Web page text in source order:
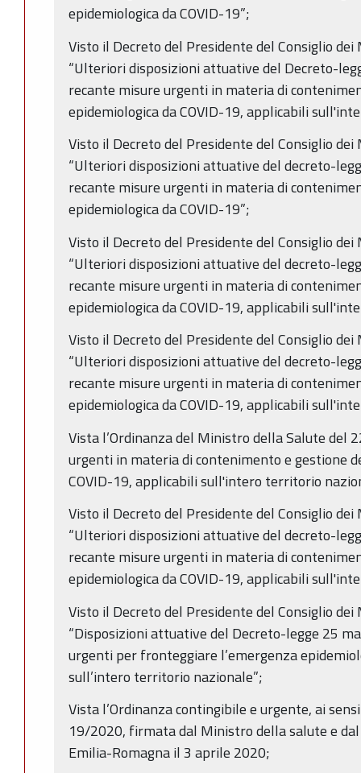
epidemiologica da COVID-19”;
Visto il Decreto del Presidente del Consiglio
“Ulteriori disposizioni attuative del Decreto-
recante misure urgenti in materia di
epidemiologica da COVID-19, applicabili
Visto il Decreto del Presidente del Consiglio
“Ulteriori disposizioni attuative del decreto-
recante misure urgenti in materia di
epidemiologica da COVID-19”;
Visto il Decreto del Presidente del Consiglio
“Ulteriori disposizioni attuative del decreto-
recante misure urgenti in materia di
epidemiologica da COVID-19, applicabili
Visto il Decreto del Presidente del Consiglio
“Ulteriori disposizioni attuative del decreto-
recante misure urgenti in materia di
epidemiologica da COVID-19, applicabili
Vista l’Ordinanza del Ministro della Salute del
urgenti in materia di contenimento e gestione
COVID-19, applicabili sull'intero territorio
Visto il Decreto del Presidente del Consiglio
“Ulteriori disposizioni attuative del decreto-
recante misure urgenti in materia di
epidemiologica da COVID-19, applicabili
Visto il Decreto del Presidente del Consiglio
“Disposizioni attuative del Decreto-legge 25
urgenti per fronteggiare l’emergenza
sull’intero territorio nazionale”;
Vista l’Ordinanza contingibile e urgente, ai
19/2020, firmata dal Ministro della salute e
Emilia-Romagna il 3 aprile 2020;